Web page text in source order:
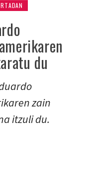
du
zain
itzuli du.